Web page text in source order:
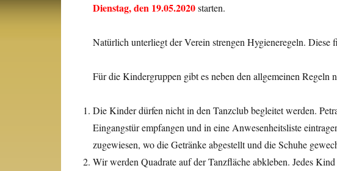
Dienstag, den 19.05.2020starten.
Natürlich unterliegt der Verein strengen Hygieneregeln. Diese
Für die Kindergruppen gibt es neben den allgemeinen Regeln
Die Kinder dürfen nicht in den Tanzclub begleitet werden.
Eingangstür empfangen und in eine Anwesenheitsliste
zugewiesen, wo die Getränke abgestellt und die Schuhe
Wir werden Quadrate auf der Tanzfläche abkleben. Jedes